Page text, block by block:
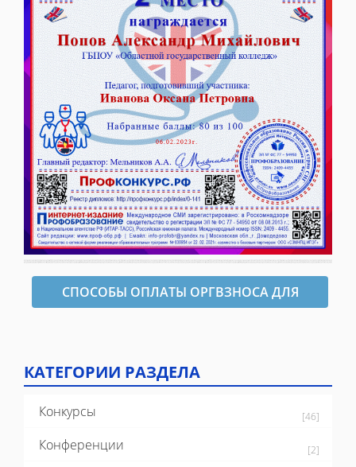
СПОСОБЫ ОПЛАТЫ ОРГВЗНОСА ДЛЯ
КАТЕГОРИИ РАЗДЕЛА
Конкурсы [46]
Конференции [2]